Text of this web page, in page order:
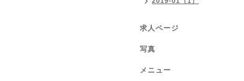
求人ページ
写真
メニュー